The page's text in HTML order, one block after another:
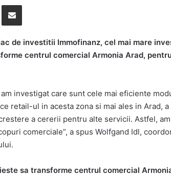
email
Share via Email
de investitii Immofinanz, cel mai mare
centrul comercial Armonia Arad,
am investigat care sunt cele mai eficiente
retail-ul in acesta zona si mai ales in Arad,
a cererii pentru alte servicii. Astfel,
comerciale”, a spus Wolfgand Idl,
sa transforme centrul comercial